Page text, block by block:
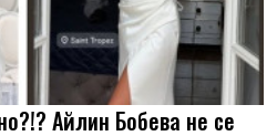
Айлин Бобева не се